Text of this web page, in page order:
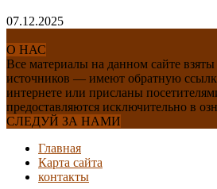
07.12.2025
О НАС
Все материалы на данном сайте
источников — имеют обратную
интернете или присланы
предоставляются исключительно в
СЛЕДУЙ ЗА НАМИ
Главная
Карта сайта
контакты